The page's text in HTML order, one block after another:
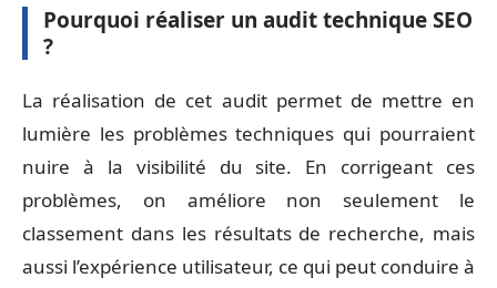
Pourquoi réaliser un audit technique SEO
?
La réalisation de cet audit permet de mettre en
lumière les problèmes techniques qui pourraient
nuire à la visibilité du site. En corrigeant ces
problèmes, on améliore non seulement le
classement dans les résultats de recherche, mais
aussi l’expérience utilisateur, ce qui peut conduire à